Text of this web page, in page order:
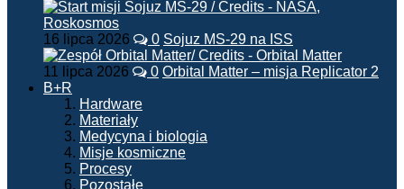
16 lipca 2026 0 Sojuz MS-29 na ISS
11 lipca 2026 0 Orbital Matter – misja Replicator 2
B+R
Hardware
Materiały
Medycyna i biologia
Misje kosmiczne
Procesy
Pozostałe